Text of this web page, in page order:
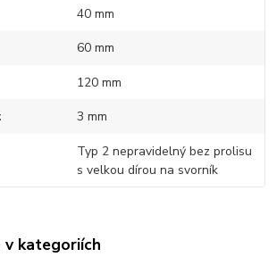
40 mm
60 mm
120 mm
3 mm
Typ 2 nepravidelný bez prolisu
s velkou dírou na svorník
v kategoriích